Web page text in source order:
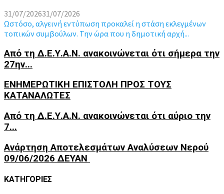
31/07/202631/07/2026
Ωστόσο, αλγεινή εντύπωση προκαλεί η στάση εκλεγμένων
τοπικών συμβούλων. Την ώρα που η δημοτική αρχή...
Από τη Δ.Ε.Υ.Α.Ν. ανακοινώνεται ότι σήμερα την
27ην...
ΕΝΗΜΕΡΩΤΙΚΗ ΕΠΙΣΤΟΛΗ ΠΡΟΣ ΤΟΥΣ
ΚΑΤΑΝΑΛΩΤΕΣ
Από τη Δ.Ε.Υ.Α.Ν. ανακοινώνεται ότι αύριο την
7...
Ανάρτηση Αποτελεσμάτων Αναλύσεων Νερού
09/06/2026 ΔΕΥΑΝ
ΚΑΤΗΓΟΡΙΕΣ